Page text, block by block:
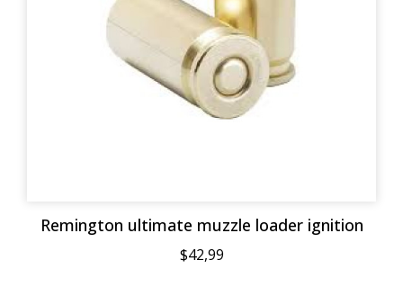
Remington ultimate muzzle loader ignition
$42,99